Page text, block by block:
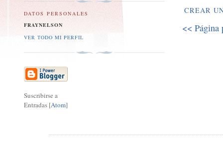
CREAR
<<
DATOS PERSONALES
FRAYNELSON
VER TODO MI PERFIL
Suscribirse a
Entradas [Atom]